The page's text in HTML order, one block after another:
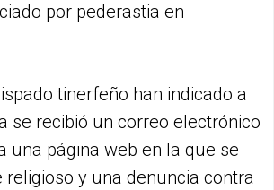
por pederastia en
tinerfeño han indicado a
se recibió un correo electrónico
una página web en la que se
religioso y una denuncia contra